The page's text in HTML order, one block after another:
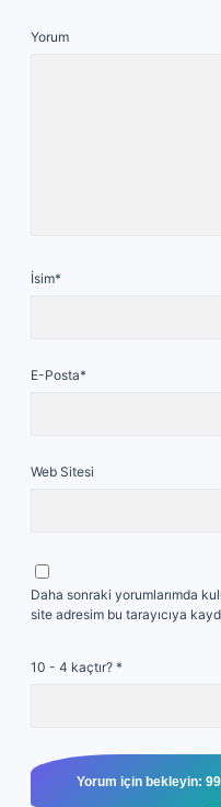
Yorum
İsim*
E-Posta*
Web Sitesi
Daha sonraki yorumlarımda
site adresim bu tarayıcıya
10 - 4 kaçtır? *